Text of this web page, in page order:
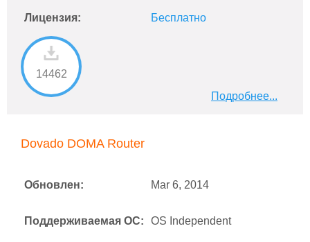
Лицензия: Бесплатно
14462
Подробнее...
Dovado DOMA Router
Обновлен: Mar 6, 2014
Поддерживаемая ОС: OS Independent